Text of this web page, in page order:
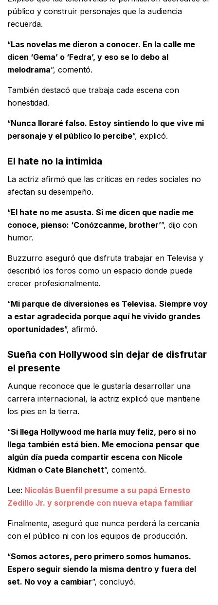
público y construir personajes que la audiencia
recuerda.
“Las novelas me dieron a conocer. En la calle me
dicen ‘Gema’ o ‘Fedra’, y eso se lo debo al
melodrama”, comentó.
También destacó que trabaja cada escena con
honestidad.
“Nunca lloraré falso. Estoy sintiendo lo que vive mi
personaje y el público lo percibe”, explicó.
El hate no la intimida
La actriz afirmó que las críticas en redes sociales no
afectan su desempeño.
“El hate no me asusta. Si me dicen que nadie me
conoce, pienso: ‘Conózcanme, brother’”, dijo con
humor.
Buzzurro aseguró que disfruta trabajar en Televisa y
describió los foros como un espacio donde puede
crecer profesionalmente.
“Mi parque de diversiones es Televisa. Siempre voy
a estar agradecida porque aquí he vivido grandes
oportunidades”, afirmó.
Sueña con Hollywood sin dejar de disfrutar
el presente
Aunque reconoce que le gustaría desarrollar una
carrera internacional, la actriz explicó que mantiene
los pies en la tierra.
“Si llega Hollywood me haría muy feliz, pero si no
llega también está bien. Me emociona pensar que
algún día pueda compartir escena con Nicole
Kidman o Cate Blanchett”, comentó.
Lee: Nicolás Buenfil presume a su papá Ernesto
Zedillo Jr. y sorprende con nueva etapa familiar
Finalmente, aseguró que nunca perderá la cercanía
con el público ni con los equipos de producción.
“Somos actores, pero primero somos humanos.
Espero seguir siendo la misma dentro y fuera del
set. No voy a cambiar”, concluyó.